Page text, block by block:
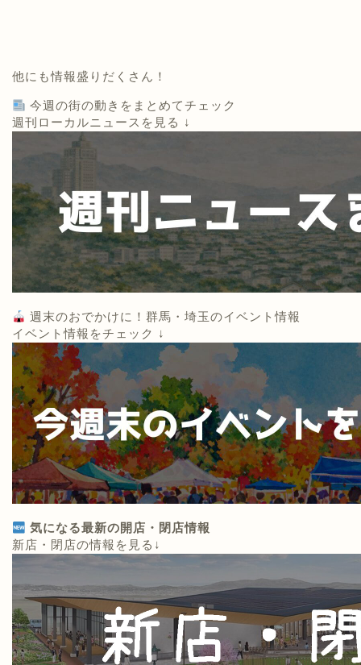
他にも情報盛りだくさん！
今週の街の動きをまとめてチェック
週刊ローカルニュースを見る ↓
週末のおでかけに！群馬・埼玉のイベント情報
イベント情報をチェック ↓
気になる最新の開店・閉店情報
新店・閉店の情報を見る↓